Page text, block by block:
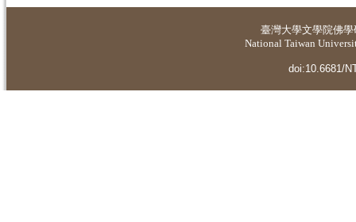
臺灣大學文學院佛
National Taiwan
doi:10.6681/